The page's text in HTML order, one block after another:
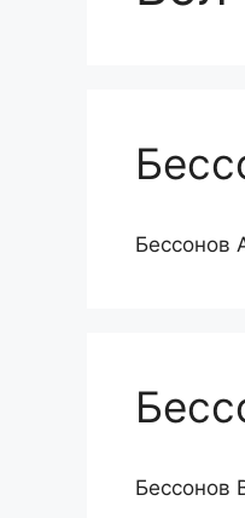
Бессонов
Бессонов